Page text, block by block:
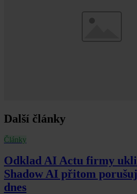
Další články
Články
Odklad AI Actu firmy
Shadow AI přitom
dnes